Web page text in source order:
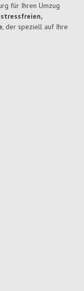
für Ihren Umzug
stressfreien,
, der speziell auf Ihre